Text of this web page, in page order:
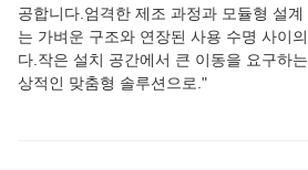
공합니다.엄격한 제조 과정과 모듈형 설
는 가벼운 구조와 연장된 사용 수명 사이
다.작은 설치 공간에서 큰 이동을 요구하
상적인 맞춤형 솔루션으로."